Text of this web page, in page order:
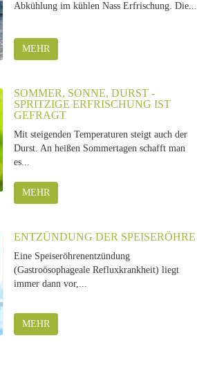
Abkühlung im kühlen Nass Erfrischung. Die...
MEHR
SOMMER, SONNE, DURST -
SPRITZIGE ERFRISCHUNG IST
GEFRAGT
Mit steigenden Temperaturen steigt auch der
Durst. An heißen Sommertagen schafft man
es...
MEHR
ENTZÜNDUNG DER SPEISERÖHRE
Eine Speiseröhrenentzündung
(Gastroösophageale Refluxkrankheit) liegt
immer dann vor,...
MEHR